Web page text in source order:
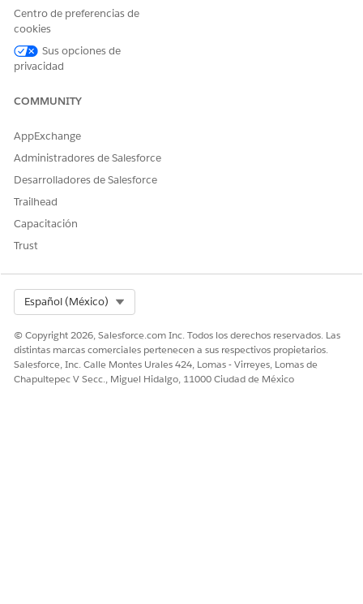
Centro de preferencias de
cookies
Sus opciones de
privacidad
COMMUNITY
AppExchange
Administradores de Salesforce
Desarrolladores de Salesforce
Trailhead
Capacitación
Trust
Español (México)
© Copyright 2026, Salesforce.com Inc. Todos los derechos reservados. Las
distintas marcas comerciales pertenecen a sus respectivos propietarios.
Salesforce, Inc. Calle Montes Urales 424, Lomas - Virreyes, Lomas de
Chapultepec V Secc., Miguel Hidalgo, 11000 Ciudad de México